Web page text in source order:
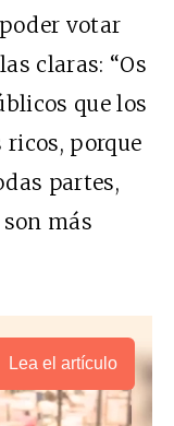
votar
claras: “Os
que los
porque
partes,
más
Lea el artículo